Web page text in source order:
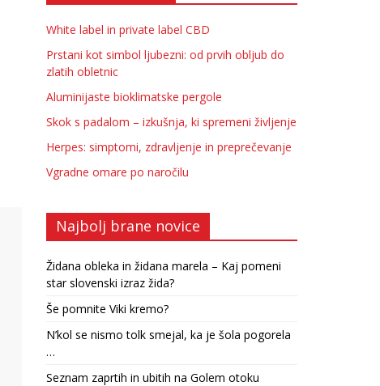
White label in private label CBD
Prstani kot simbol ljubezni: od prvih obljub do
zlatih obletnic
Aluminijaste bioklimatske pergole
Skok s padalom – izkušnja, ki spremeni življenje
Herpes: simptomi, zdravljenje in preprečevanje
Vgradne omare po naročilu
Najbolj brane novice
Židana obleka in židana marela – Kaj pomeni
star slovenski izraz žida?
Še pomnite Viki kremo?
N’kol se nismo tolk smejal, ka je šola pogorela
…
Seznam zaprtih in ubitih na Golem otoku